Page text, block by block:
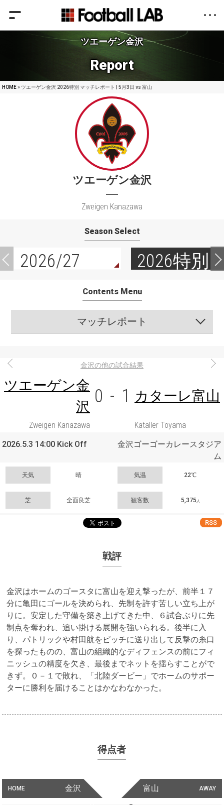
ツエーゲン金沢
Report
HOME» ツエーゲン金沢 2026特別 マッチレポート | 5月3日 vs 富山
ツエーゲン金沢
Zweigen Kanazawa
Season Select
2026/27 2026特別
Contents Menu
マッチレポート
金沢の他の試合結果
ツエーゲン金
沢 0 - 1 カターレ富山
Zweigen Kanazawa
Kataller Toyama
2026.5.3 14:00 Kick Off
金沢ゴーゴーカレースタジア
ム
天気 晴 気温 22℃
芝 全面良芝 観客数 5,375 人
RSS
戦評
金沢はホームのゴースタに富山を迎え撃ったが、前半１７
分に亀田にゴールを決められ、先制を許す苦しい立ち上が
りに。安定した守備を築き上げてきた中、６試合ぶりに先
制点を奪われ、追い掛ける展開を強いられる。後半に入
り、パトリックや村田航をピッチに送り出して反撃の糸口
を探ったものの、富山の組織的なディフェンスの前にフィ
ニッシュの精度を欠き、最後までネットを揺らすことがで
きず。０－１で敗れ、「北陸ダービー」でホームのサポー
ターに勝利を届けることはかなわなかった。
得点者
HOME 金沢 AWAY
富山